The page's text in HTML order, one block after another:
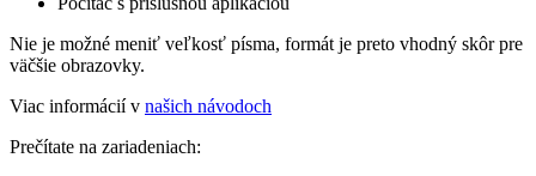
Nie je možné meniť veľkosť písma, formát je preto vhodný skôr pre
väčšie obrazovky.
Viac informácií v našich návodoch
Prečítate na zariadeniach: